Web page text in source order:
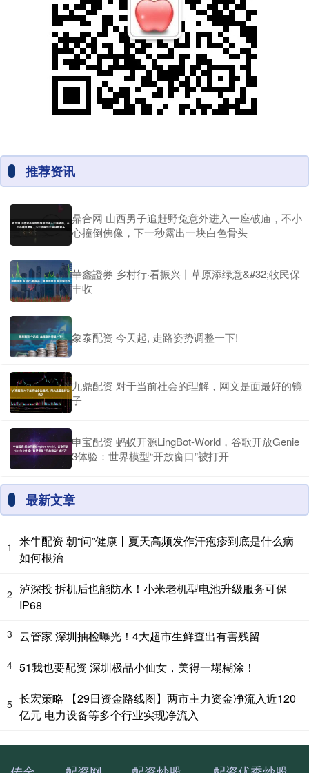
推荐资讯
鼎合网 山西男子追赶野兔意外进入一座破庙，不小
心撞倒佛像，下一秒露出一块白色骨头
華鑫證券 乡村行·看振兴丨草原添绿意&#32;牧民保
丰收
象泰配资 今天起, 走路姿势调整一下!
九鼎配资 对于当前社会的理解，网文是面最好的镜
子
申宝配资 蚂蚁开源LingBot-World，谷歌开放Genie
3体验：世界模型“开放窗口”被打开
最新文章
1
米牛配资 朝“问”健康丨夏天高频发作汗疱疹到底是什么病
如何根治
2 泸深投 拆机后也能防水！小米老机型电池升级服务可保
IP68
3 云管家 深圳抽检曝光！4大超市生鲜查出有害残留
4 51我也要配资 深圳极品小仙女，美得一塌糊涂！
5 长宏策略 【29日资金路线图】两市主力资金净流入近120
亿元 电力设备等多个行业实现净流入